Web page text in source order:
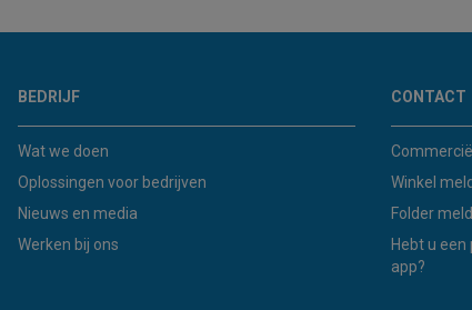
BEDRIJF
Wat we doen
Oplossingen voor bedrijven
Nieuws en media
Werken bij ons
CONTACT
Winkel
Folder
Hebt u
app?